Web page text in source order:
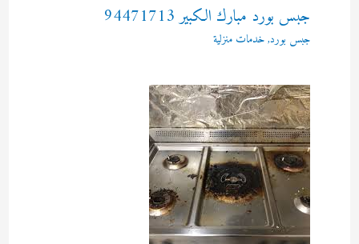
جبس بورد مبارك الكبير 94471713
جبس بورد,خدمات منزلية